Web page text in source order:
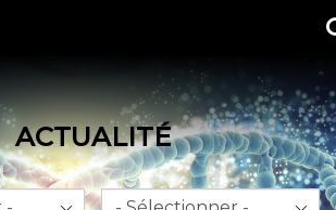
ACTUALITÉ
An